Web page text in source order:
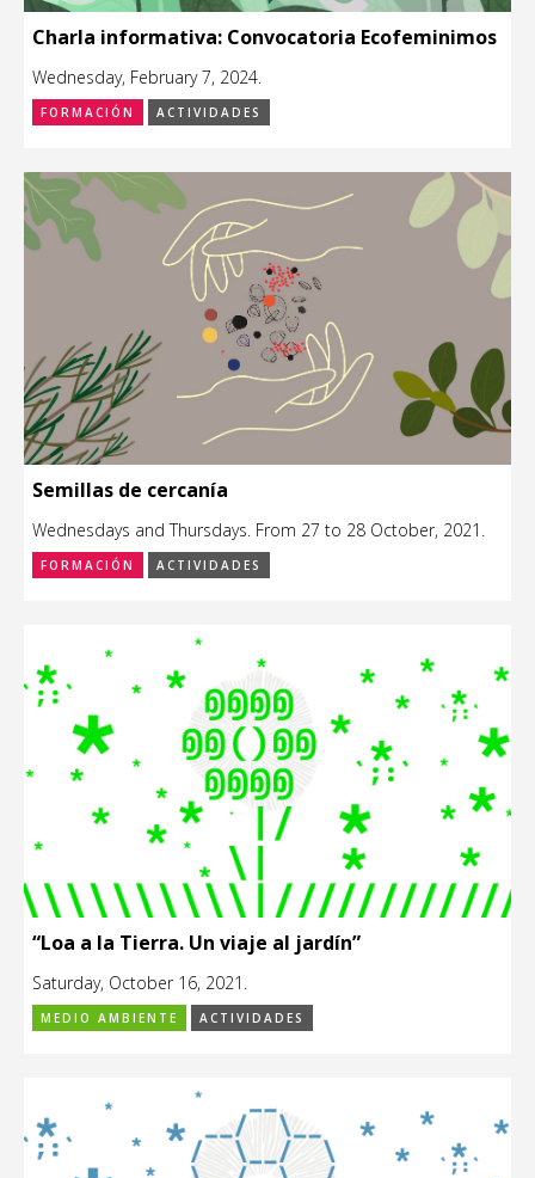
Charla informativa: Convocatoria Ecofeminimos
Wednesday, February 7, 2024.
FORMACIÓN ACTIVIDADES
Semillas de cercanía
Wednesdays and Thursdays. From 27 to 28 October, 2021.
FORMACIÓN ACTIVIDADES
“Loa a la Tierra. Un viaje al jardín”
Saturday, October 16, 2021.
MEDIO AMBIENTE ACTIVIDADES